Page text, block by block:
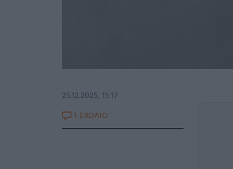
25.12.2025, 15:17
1 ΣΧΟΛΙΟ